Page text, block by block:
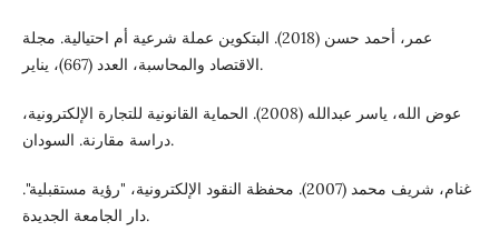
عمر، أحمد حسن (2018). البتكوين عملة شرعية أم احتيالية. مجلة
الاقتصاد والمحاسبة، العدد (667)، يناير.
عوض الله، ياسر عبدالله (2008). الحماية القانونية للتجارة الإلكترونية،
دراسة مقارنة. السودان.
غنام، شريف محمد (2007). محفظة النقود الإلكترونية، "رؤية مستقبلية".
دار الجامعة الجديدة.